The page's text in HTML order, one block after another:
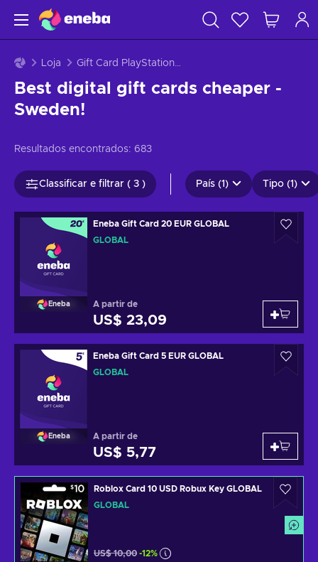
Loja Gift Card PlayStation - Suécia
Best digital gift cards cheaper -
Sweden!
Resultados encontrados: 683
Classificar e filtrar ( 3 ) País (1) Tipo (1)
Eneba
Eneba Gift Card 20 EUR GLOBAL
GLOBAL
A partir de
US$ 23,09
Eneba
Eneba Gift Card 5 EUR GLOBAL
GLOBAL
A partir de
US$ 5,77
Roblox Card 10 USD Robux Key GLOBAL
GLOBAL
US$ 10,00 -12%